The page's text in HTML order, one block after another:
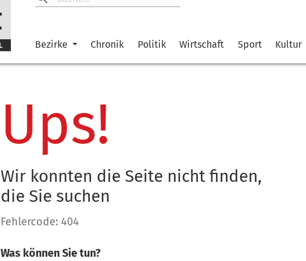
Bezirke Chronik Politik Wirtschaft Sport Kultur
Ups!
Wir konnten die Seite nicht finden,
die Sie suchen
Fehlercode: 404
Was können Sie tun?